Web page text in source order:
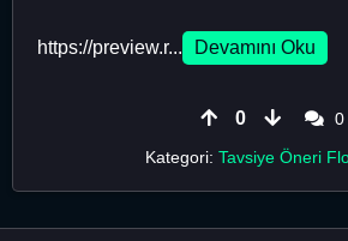
https://preview.r... Devamını Oku
0
0
Kategori: Tavsiye Öneri